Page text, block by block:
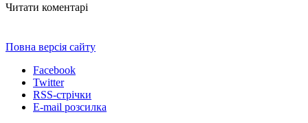
Читати коментарі
Повна версія сайту
Facebook
Twitter
RSS-стрічки
E-mail розсилка